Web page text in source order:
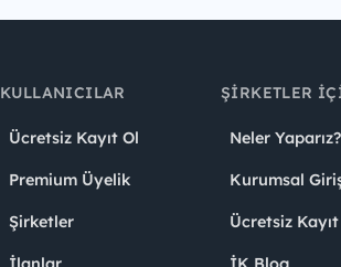
KULLANICILAR
Ücretsiz Kayıt Ol
Premium Üyelik
Şirketler
ŞIRKETLER
Neler Yaparız?
Kurumsal
Ücretsiz Kayıt